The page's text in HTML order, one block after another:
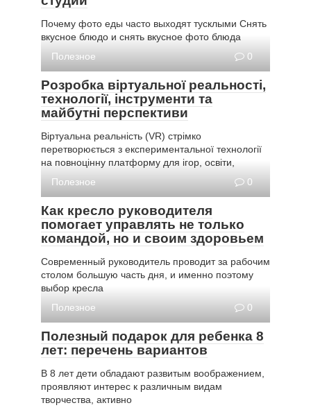
Почему фото еды часто выходят тусклыми Снять
вкусное блюдо и снять вкусное фото блюда
Полезное
0
Розробка віртуальної реальності,
технології, інструменти та
майбутні перспективи
Віртуальна реальність (VR) стрімко
перетворюється з експериментальної технології
на повноцінну платформу для ігор, освіти,
Полезное
0
Как кресло руководителя
помогает управлять не только
командой, но и своим здоровьем
Современный руководитель проводит за рабочим
столом большую часть дня, и именно поэтому
выбор кресла
Полезное
0
Полезный подарок для ребенка 8
лет: перечень вариантов
В 8 лет дети обладают развитым воображением,
проявляют интерес к различным видам
творчества, активно